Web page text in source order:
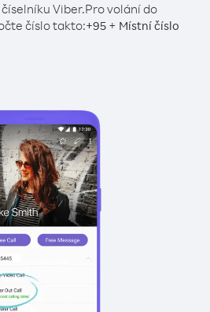
Viber.Pro volání do
číslo takto:+95 + Místní číslo